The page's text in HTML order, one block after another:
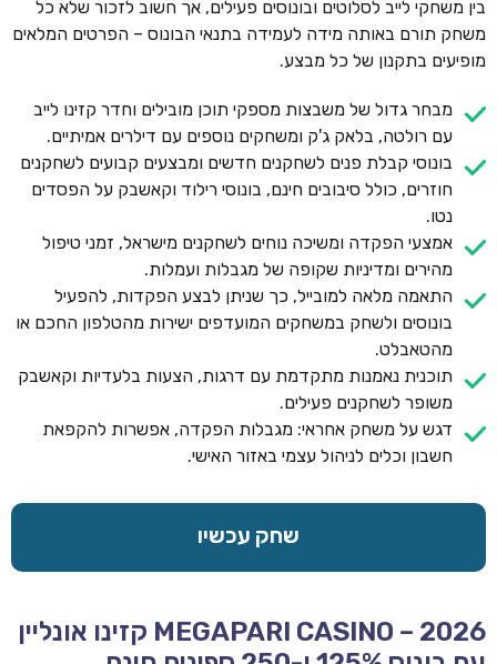
בין משחקי לייב לסלוטים ובונוסים פעילים, אך חשוב לזכור שלא כל
משחק תורם באותה מידה לעמידה בתנאי הבונוס – הפרטים המלאים
מופיעים בתקנון של כל מבצע.
מבחר גדול של משבצות מספקי תוכן מובילים וחדר קזינו לייב
עם רולטה, בלאק ג'ק ומשחקים נוספים עם דילרים אמיתיים.
בונוסי קבלת פנים לשחקנים חדשים ומבצעים קבועים לשחקנים
חוזרים, כולל סיבובים חינם, בונוסי רילוד וקאשבק על הפסדים
נטו.
אמצעי הפקדה ומשיכה נוחים לשחקנים מישראל, זמני טיפול
מהירים ומדיניות שקופה של מגבלות ועמלות.
התאמה מלאה למובייל, כך שניתן לבצע הפקדות, להפעיל
בונוסים ולשחק במשחקים המועדפים ישירות מהטלפון החכם או
מהטאבלט.
תוכנית נאמנות מתקדמת עם דרגות, הצעות בלעדיות וקאשבק
משופר לשחקנים פעילים.
דגש על משחק אחראי: מגבלות הפקדה, אפשרות להקפאת
חשבון וכלים לניהול עצמי באזור האישי.
שחק עכשיו
MEGAPARI CASINO – 2026 קזינו אונליין